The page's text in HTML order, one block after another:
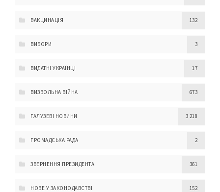
ВАКЦИНАЦІЯ 132
ВИБОРИ 3
ВИДАТНІ УКРАЇНЦІ 17
ВИЗВОЛЬНА ВІЙНА 673
ГАЛУЗЕВІ НОВИНИ 3 218
ГРОМАДСЬКА РАДА 2
ЗВЕРНЕННЯ ПРЕЗИДЕНТА 361
НОВЕ У ЗАКОНОДАВСТВІ 152